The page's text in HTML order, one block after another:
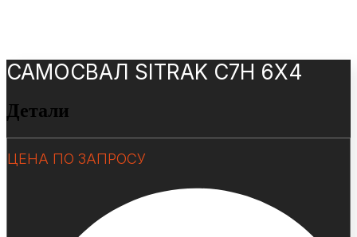
САМОСВАЛ SITRAK C7H 6Х4
Детали
ЦЕНА ПО ЗАПРОСУ